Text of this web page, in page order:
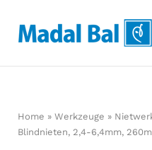
content
Home
Home » Werkzeuge »
Blindnieten, 2,4-6,4mm,